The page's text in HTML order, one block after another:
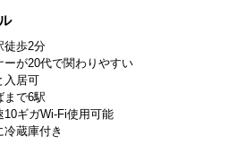
徒歩2分
ーが20代で関わりやすい
入居可
まで6駅
10ギガWi-Fi使用可能
冷蔵庫付き